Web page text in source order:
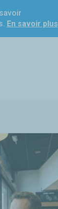
En savoir plus